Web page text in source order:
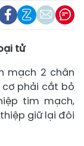
tử
mạch 2 chân
cơ phải cắt bỏ
tim mạch,
giữ lại đôi